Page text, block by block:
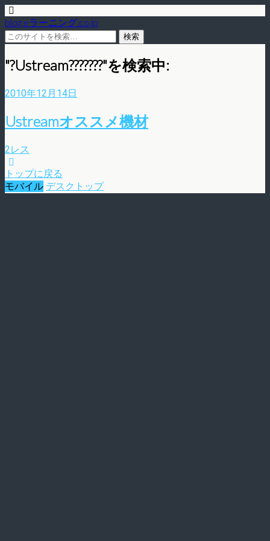
blog.eラーニング.co.jp
"?Ustream???????"を検索中:
2010年12月14日
Ustreamオススメ機材
2レス
トップに戻る
モバイル デスクトップ